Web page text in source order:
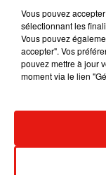
La photo postée
Bientôt le million
Musique
Vous pouvez
sélectionnant les
Vous pouvez
accepter". Vos
pouvez mettre à jour
moment via le lien